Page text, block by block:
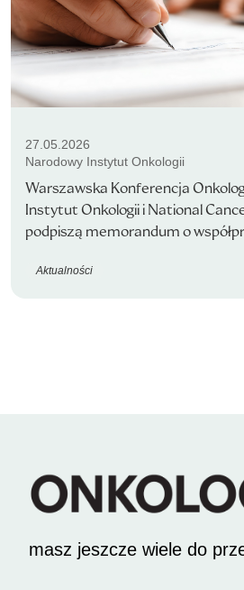
27.05.2026
Narodowy Instytut Onkologii
Warszawska Konferencja
Instytut Onkologii i National
podpiszą memorandum o
Aktualności
masz jeszcze wiele do